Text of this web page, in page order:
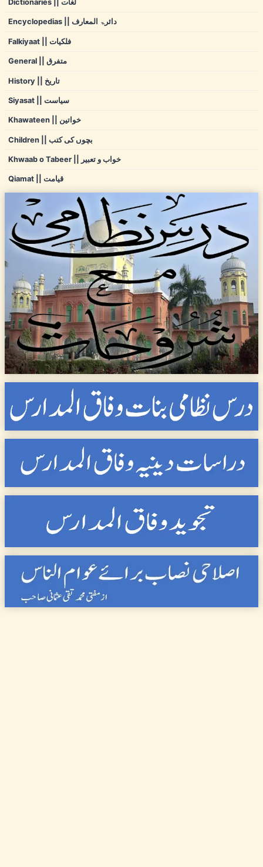
Dictionaries || لغات
Encyclopedias || دائرۃ المعارف
Falkiyaat || فلکیات
General || متفرق
History || تاریخ
Siyasat || سیاست
Khawateen || خواتین
Children || بچوں کی کتب
Khwaab o Tabeer || خواب و تعبیر
Qiamat || قیامت